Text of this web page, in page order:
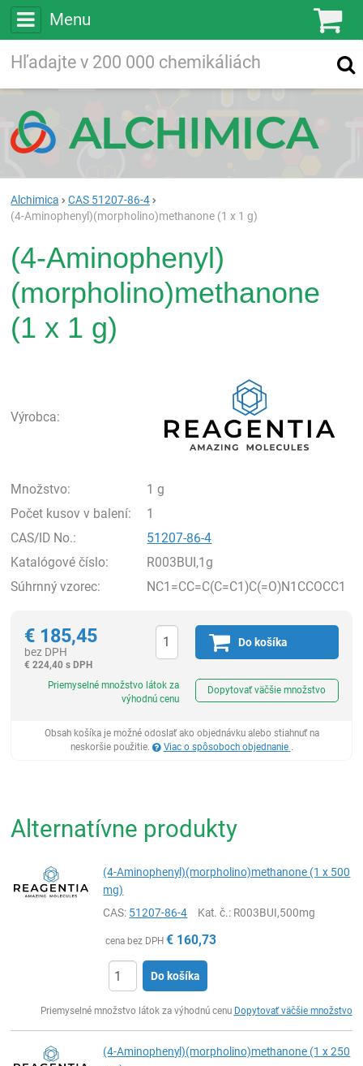
Menu
Vyhľadávanie
Alchimica
CAS 51207-86-4
(4-Aminophenyl)(morpholino)methanone (1 x 1 g)
(4-Aminophenyl)
(morpholino)methanone
(1 x 1 g)
Výrobca:
Množstvo:
1 g
Počet kusov v balení:
1
CAS/ID No.:
51207-86-4
Katalógové číslo:
R003BUI,1g
Súhrnný vzorec:
NC1=CC=C(C=C1)C(=O)N1CCOCC1
€ 185,45
bez DPH
€ 224,40 s DPH
Do košíka
Priemyselné množstvo látok za
výhodnú cenu
Dopytovať väčšie množstvo
Obsah košíka je možné odoslať ako objednávku alebo stiahnuť na
neskoršie použitie.
Viac o spôsoboch objednanie .
Alternatívne produkty
(4-Aminophenyl)(morpholino)methanone (1 x 500
mg)
CAS: 51207-86-4 Kat. č.: R003BUI,500mg
cena bez DPH € 160,73
Do košíka
Priemyselné množstvo látok za výhodnú cenu Dopytovať väčšie množstvo
(4-Aminophenyl)(morpholino)methanone (1 x 250